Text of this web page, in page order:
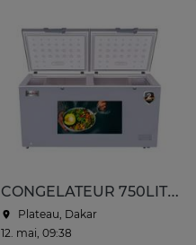
CONGELATEUR 750LITRES ELACTRON HORIZONTAL GRIS EL63CFS
Plateau, Dakar
12. mai, 09:38